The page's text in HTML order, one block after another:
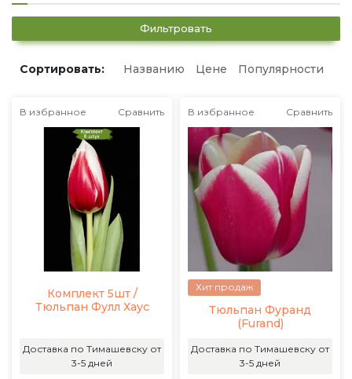
Фильтровать
Сортировать: Названию Цене Популярности
В избранное Сравнить
Комплект 5шт /
Тюльпан Фулл Хаус
Доставка по Тимашевску от
3-5 дней
В избранное Сравнить
Хит продаж
Тюльпан Фуранд
(Furand)
Доставка по Тимашевску от
3-5 дней